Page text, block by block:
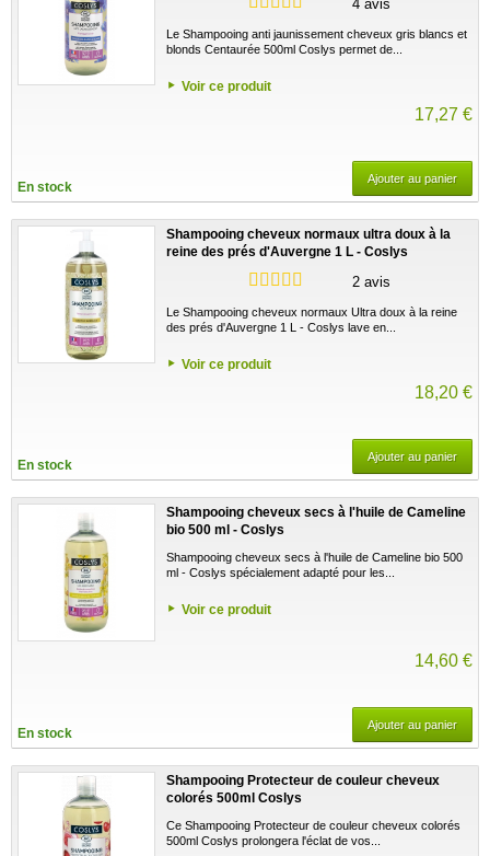
4 avis
Le Shampooing anti jaunissement cheveux gris blancs et
blonds Centaurée 500ml Coslys permet de...
Voir ce produit
17,27 €
En stock
Ajouter au panier
Shampooing cheveux normaux ultra doux à la
reine des prés d'Auvergne 1 L - Coslys
2 avis
Le Shampooing cheveux normaux Ultra doux à la reine
des prés d'Auvergne 1 L - Coslys lave en...
Voir ce produit
18,20 €
En stock
Ajouter au panier
Shampooing cheveux secs à l'huile de Cameline
bio 500 ml - Coslys
Shampooing cheveux secs à l'huile de Cameline bio 500
ml - Coslys spécialement adapté pour les...
Voir ce produit
14,60 €
En stock
Ajouter au panier
Shampooing Protecteur de couleur cheveux
colorés 500ml Coslys
Ce Shampooing Protecteur de couleur cheveux colorés
500ml Coslys prolongera l'éclat de vos...